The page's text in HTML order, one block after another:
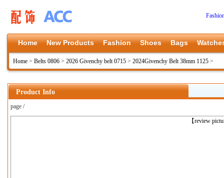
Home New Products Fashion Shoes Bags
Home > Belts 0806 > 2026 Givenchy belt 0715 > 2024Givenchy Belt 38mm 1125 >
Product Info
page /
【review
上一张